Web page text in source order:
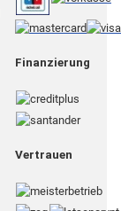
Finanzierung
Vertrauen